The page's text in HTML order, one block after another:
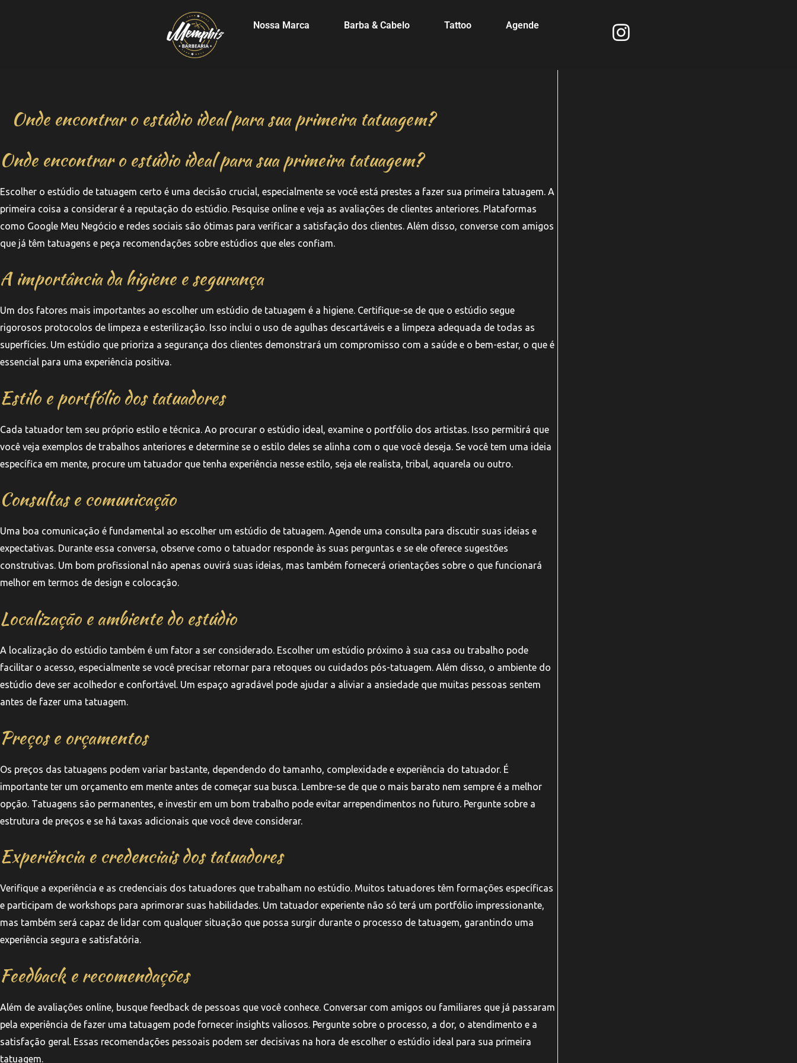
Nossa Marca Barba & Cabelo Tattoo Agende
Onde encontrar o estúdio ideal para sua primeira tatuagem?
Onde encontrar o estúdio ideal para sua primeira tatuagem?
Escolher o estúdio de tatuagem certo é uma decisão crucial, especialmente se você está prestes a fazer sua primeira tatuagem. A
primeira coisa a considerar é a reputação do estúdio. Pesquise online e veja as avaliações de clientes anteriores. Plataformas
como Google Meu Negócio e redes sociais são ótimas para verificar a satisfação dos clientes. Além disso, converse com amigos
que já têm tatuagens e peça recomendações sobre estúdios que eles confiam.
A importância da higiene e segurança
Um dos fatores mais importantes ao escolher um estúdio de tatuagem é a higiene. Certifique-se de que o estúdio segue
rigorosos protocolos de limpeza e esterilização. Isso inclui o uso de agulhas descartáveis e a limpeza adequada de todas as
superfícies. Um estúdio que prioriza a segurança dos clientes demonstrará um compromisso com a saúde e o bem-estar, o que é
essencial para uma experiência positiva.
Estilo e portfólio dos tatuadores
Cada tatuador tem seu próprio estilo e técnica. Ao procurar o estúdio ideal, examine o portfólio dos artistas. Isso permitirá que
você veja exemplos de trabalhos anteriores e determine se o estilo deles se alinha com o que você deseja. Se você tem uma ideia
específica em mente, procure um tatuador que tenha experiência nesse estilo, seja ele realista, tribal, aquarela ou outro.
Consultas e comunicação
Uma boa comunicação é fundamental ao escolher um estúdio de tatuagem. Agende uma consulta para discutir suas ideias e
expectativas. Durante essa conversa, observe como o tatuador responde às suas perguntas e se ele oferece sugestões
construtivas. Um bom profissional não apenas ouvirá suas ideias, mas também fornecerá orientações sobre o que funcionará
melhor em termos de design e colocação.
Localização e ambiente do estúdio
A localização do estúdio também é um fator a ser considerado. Escolher um estúdio próximo à sua casa ou trabalho pode
facilitar o acesso, especialmente se você precisar retornar para retoques ou cuidados pós-tatuagem. Além disso, o ambiente do
estúdio deve ser acolhedor e confortável. Um espaço agradável pode ajudar a aliviar a ansiedade que muitas pessoas sentem
antes de fazer uma tatuagem.
Preços e orçamentos
Os preços das tatuagens podem variar bastante, dependendo do tamanho, complexidade e experiência do tatuador. É
importante ter um orçamento em mente antes de começar sua busca. Lembre-se de que o mais barato nem sempre é a melhor
opção. Tatuagens são permanentes, e investir em um bom trabalho pode evitar arrependimentos no futuro. Pergunte sobre a
estrutura de preços e se há taxas adicionais que você deve considerar.
Experiência e credenciais dos tatuadores
Verifique a experiência e as credenciais dos tatuadores que trabalham no estúdio. Muitos tatuadores têm formações específicas
e participam de workshops para aprimorar suas habilidades. Um tatuador experiente não só terá um portfólio impressionante,
mas também será capaz de lidar com qualquer situação que possa surgir durante o processo de tatuagem, garantindo uma
experiência segura e satisfatória.
Feedback e recomendações
Além de avaliações online, busque feedback de pessoas que você conhece. Conversar com amigos ou familiares que já passaram
pela experiência de fazer uma tatuagem pode fornecer insights valiosos. Pergunte sobre o processo, a dor, o atendimento e a
satisfação geral. Essas recomendações pessoais podem ser decisivas na hora de escolher o estúdio ideal para sua primeira
tatuagem.